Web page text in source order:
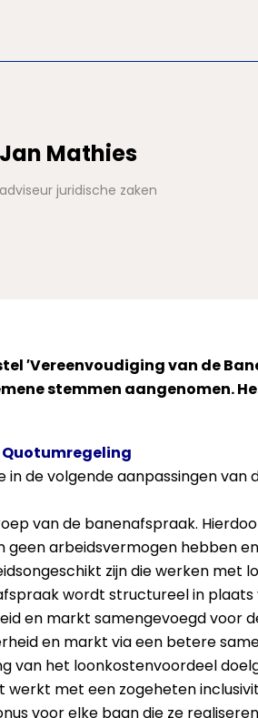
Jan Mathies
adviseur juridische zaken
′Vereenvoudiging van de
stemmen aangenomen.
de volgende aanpassingen
van de banenafspraak.
geen arbeidsvermogen hebben
zijn die werken met
wordt structureel in plaats
en markt samengevoegd voor
en markt via een betere
van het loonkostenvoordeel
met een zogeheten
voor elke baan die ze